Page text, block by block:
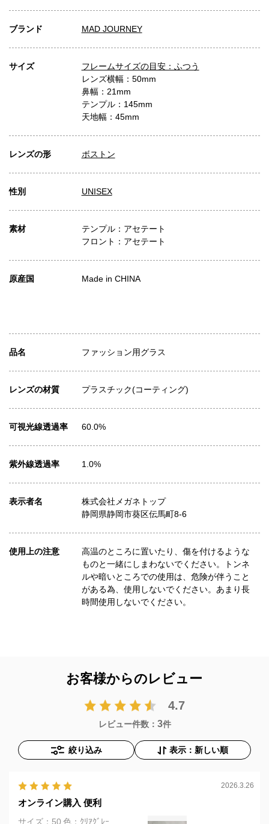
ブランド MAD JOURNEY
サイズ
フレームサイズの目安：ふつう
レンズ横幅：50mm
鼻幅：21mm
テンプル：145mm
天地幅：45mm
レンズの形 ボストン
性別 UNISEX
素材
テンプル：アセテート
フロント：アセテート
原産国 Made in CHINA
品名 ファッション用グラス
レンズの材質 プラスチック(コーティング)
可視光線透過率 60.0%
紫外線透過率 1.0%
表示者名
株式会社メガネトップ
静岡県静岡市葵区伝馬町8-6
使用上の注意
高温のところに置いたり、傷を付けるような
ものと一緒にしまわないでください。トンネ
ルや暗いところでの使用は、危険が伴うこと
がある為、使用しないでください。あまり長
時間使用しないでください。
お客様からのレビュー
4.7
レビュー件数： 3件
絞り込み 表示：新しい順
2026.3.26
オンライン購入 便利
サイズ：50色：ｸﾘｱｸﾞﾚｰ